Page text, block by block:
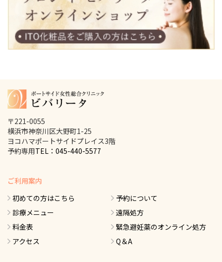
〒221-0055
横浜市神奈川区大野町1-25
ヨコハマポートサイドプレイス3階
予約専用TEL：045-440-5577
ご利用案内
初めての方はこちら
診療メニュー
料金表
アクセス
予約について
遠隔処方
緊急避妊薬のオンライン処方
Q＆A